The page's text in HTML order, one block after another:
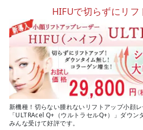
HIFUで切らずにリフ
新機種！切らない腫れないリフトアップ小顔レ
「ULTRAcel Q+（ウルトラセルQ+）」ダウン
みんな受けて好評です。